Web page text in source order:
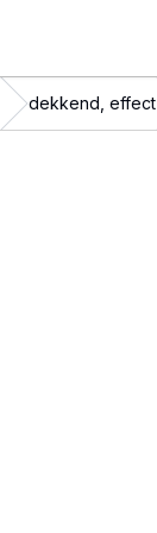
dekkend, effect